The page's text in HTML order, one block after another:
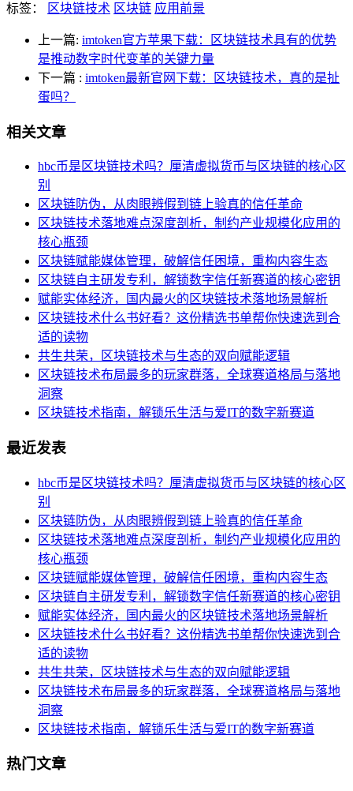
标签： 区块链技术 区块链 应用前景
上一篇: imtoken官方苹果下载：区块链技术具有的优势
是推动数字时代变革的关键力量
下一篇 : imtoken最新官网下载：区块链技术，真的是扯
蛋吗？
相关文章
hbc币是区块链技术吗？厘清虚拟货币与区块链的核心区
别
区块链防伪，从肉眼辨假到链上验真的信任革命
区块链技术落地难点深度剖析，制约产业规模化应用的
核心瓶颈
区块链赋能媒体管理，破解信任困境，重构内容生态
区块链自主研发专利，解锁数字信任新赛道的核心密钥
赋能实体经济，国内最火的区块链技术落地场景解析
区块链技术什么书好看？这份精选书单帮你快速选到合
适的读物
共生共荣，区块链技术与生态的双向赋能逻辑
区块链技术布局最多的玩家群落，全球赛道格局与落地
洞察
区块链技术指南，解锁乐生活与爱IT的数字新赛道
最近发表
hbc币是区块链技术吗？厘清虚拟货币与区块链的核心区
别
区块链防伪，从肉眼辨假到链上验真的信任革命
区块链技术落地难点深度剖析，制约产业规模化应用的
核心瓶颈
区块链赋能媒体管理，破解信任困境，重构内容生态
区块链自主研发专利，解锁数字信任新赛道的核心密钥
赋能实体经济，国内最火的区块链技术落地场景解析
区块链技术什么书好看？这份精选书单帮你快速选到合
适的读物
共生共荣，区块链技术与生态的双向赋能逻辑
区块链技术布局最多的玩家群落，全球赛道格局与落地
洞察
区块链技术指南，解锁乐生活与爱IT的数字新赛道
热门文章